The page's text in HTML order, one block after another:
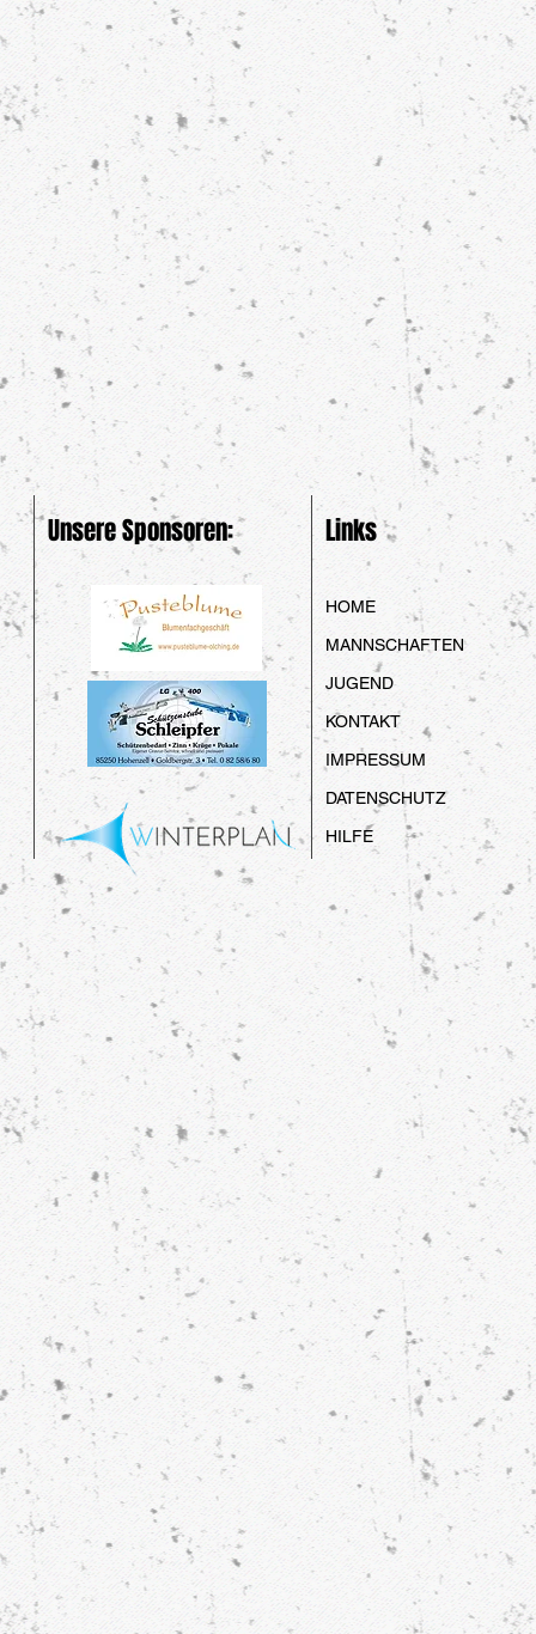
Unsere Sponsoren: Links
HOME
MANNSCHAFTEN
JUGEND
KONTAKT
IMPRESSUM
DATENSCHUTZ
HILFE